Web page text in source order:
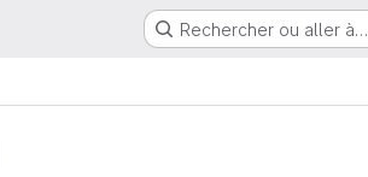
Rechercher ou aller à…